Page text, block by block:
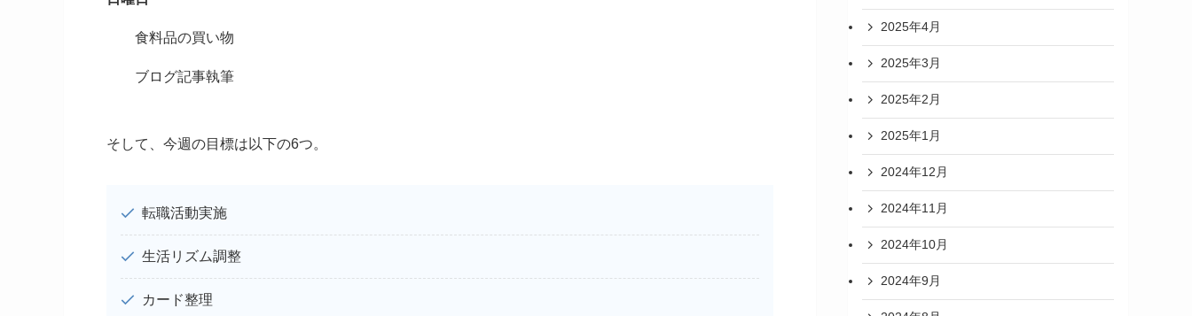
食料品の買い物
ブログ記事執筆
そして、今週の目標は以下の6つ。
転職活動実施
生活リズム調整
カード整理
2025年4月
2025年3月
2025年2月
2025年1月
2024年12月
2024年11月
2024年10月
2024年9月